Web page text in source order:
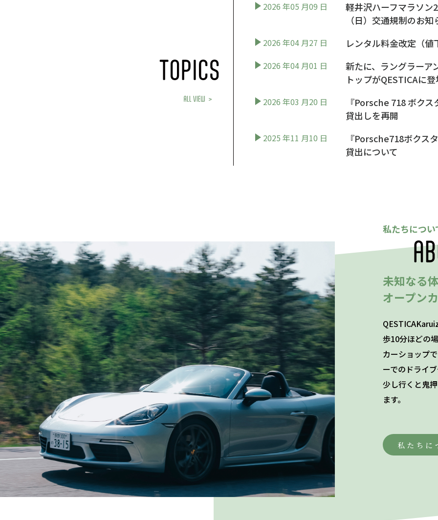
2026 年05 月09 日
軽井沢ハーフマラソン
（日）交通規制のお
2026 年04 月27 日 レンタル料金改定（
2026 年04 月01 日
新たに、ラングラーア
トップがQESTICAに
2026 年03 月20 日
『Porsche 718 ボク
貸出しを再開
2025 年11 月10 日
『Porsche718ボクス
貸出について
私たちについ
未知なる
オープン
歩10分ほどの
カーショップ
ーでのドライ
少し行くと鬼
ます。
私たちに